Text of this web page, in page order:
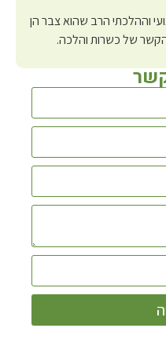
וההלכתי הרב שהוא צבר הן
של כשרות והלכה.